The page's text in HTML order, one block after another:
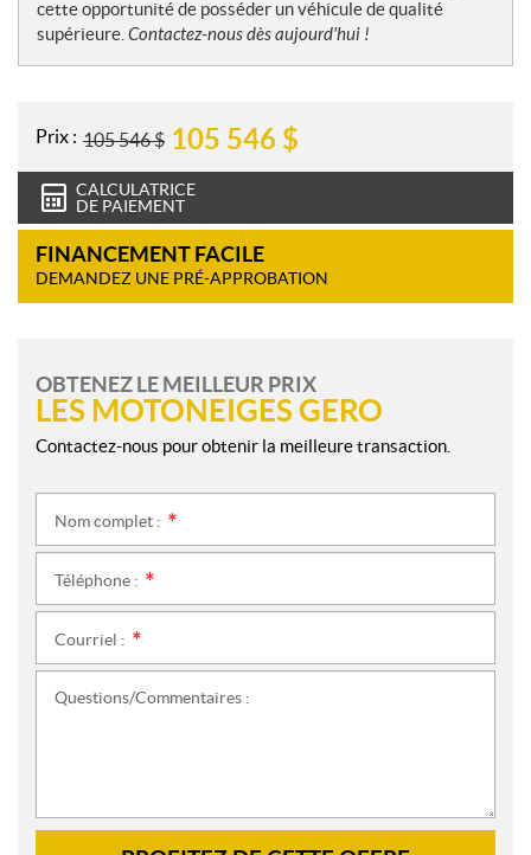
cette opportunité de posséder un véhicule de qualité
supérieure. Contactez-nous dès aujourd'hui !
Prix : 105 546$ 105 546 $
CALCULATRICE
DE PAIEMENT
FINANCEMENT FACILE
DEMANDEZ UNE PRÉ-APPROBATION
OBTENEZ LE MEILLEUR PRIX
LES MOTONEIGES GERO
Contactez-nous pour obtenir la meilleure transaction.
Nom complet :
Téléphone :
Courriel :
Questions/Commentaires :